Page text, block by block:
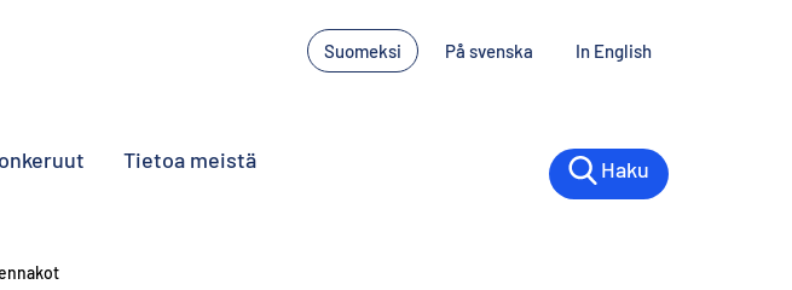
Suomeksi På svenska In English
Tietoa meistä Haku